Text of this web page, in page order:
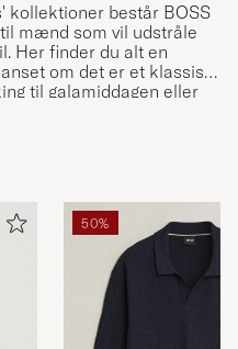
kollektioner består BOSS
mænd som vil udstråle
Her finder du alt en
om det er et klassisk
til galamiddagen eller
50%